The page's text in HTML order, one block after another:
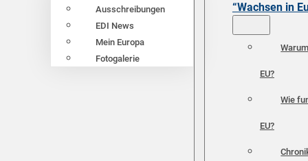
Ausschreibungen
EDI News
Mein Europa
Fotogalerie
“Wachsen in
EU?
Wie
EU?